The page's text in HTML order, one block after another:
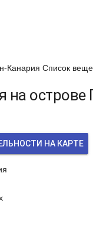
Канария Список
на острове
НА КАРТЕ